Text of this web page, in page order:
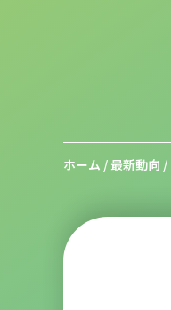
ホーム / 最新動向 /